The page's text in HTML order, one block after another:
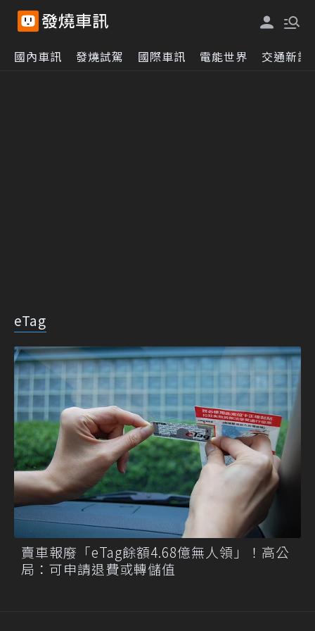
國內車訊 發燒試駕 國際車訊 電能世界 交通新訊
eTag
賣車報廢「eTag餘額4.68億無人領」！高公
局：可申請退費或轉儲值